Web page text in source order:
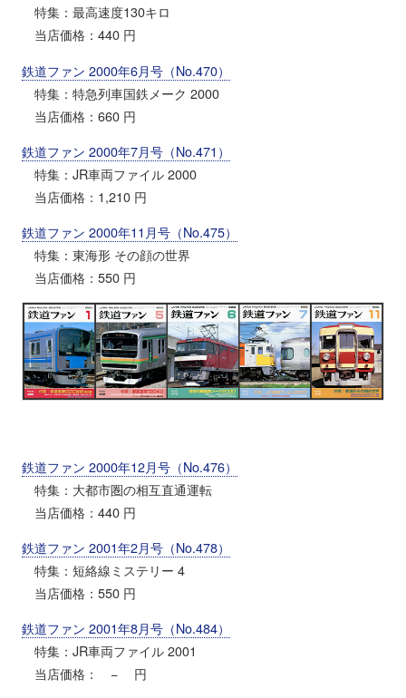
特集：最高速度130キロ
当店価格：440 円
鉄道ファン 2000年6月号（No.470）
特集：特急列車国鉄メーク 2000
当店価格：660 円
鉄道ファン 2000年7月号（No.471）
特集：JR車両ファイル 2000
当店価格：1,210 円
鉄道ファン 2000年11月号（No.475）
特集：東海形 その顔の世界
当店価格：550 円
鉄道ファン 2000年12月号（No.476）
特集：大都市圏の相互直通運転
当店価格：440 円
鉄道ファン 2001年2月号（No.478）
特集：短絡線ミステリー 4
当店価格：550 円
鉄道ファン 2001年8月号（No.484）
特集：JR車両ファイル 2001
当店価格： − 円